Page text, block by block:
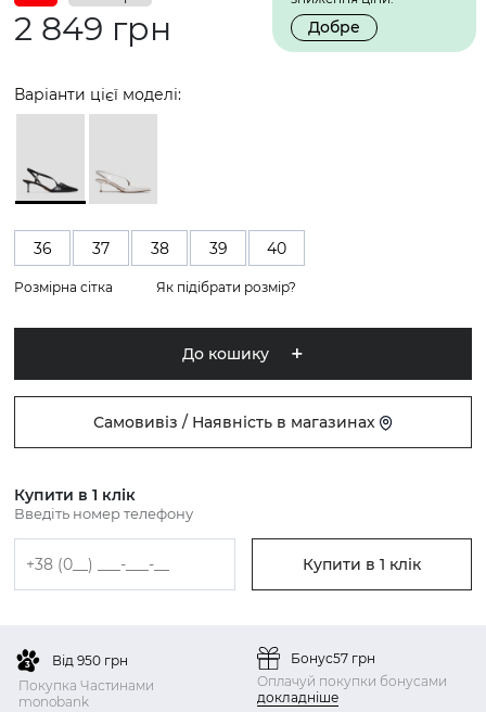
Добре
2 849 грн
Варіанти цієї моделі:
36 37 38 39 40
Розмірна сітка Як підібрати розмір?
До кошику
Самовивіз / Наявність в магазинах
Купити в 1 клік
Введіть номер телефону
Купити в 1 клік
Від 950 грн
Покупка Частинами
monobank
Бонус57 грн
Оплачуй покупки бонусами
докладніше